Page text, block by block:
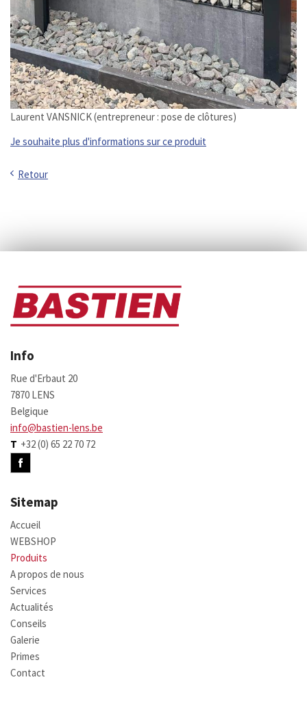
Laurent VANSNICK (entrepreneur : pose de clôtures)
Je souhaite plus d'informations sur ce produit
Retour
Info
Rue d'Erbaut 20
7870 LENS
Belgique
info@bastien-lens.be
T +32 (0) 65 22 70 72
Sitemap
Accueil
WEBSHOP
Produits
A propos de nous
Services
Actualités
Conseils
Galerie
Primes
Contact